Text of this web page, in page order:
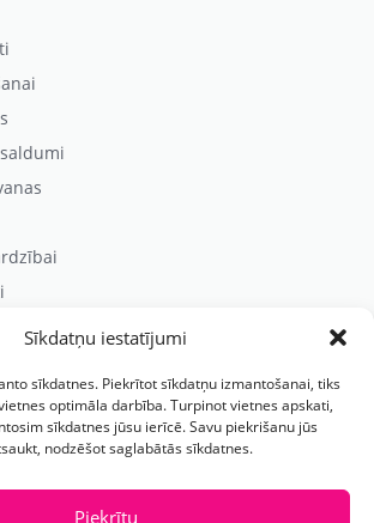
Sīkdatņu iestatījumi
sīkdatnes. Piekrītot sīkdatņu izmantošanai, tiks
optimāla darbība. Turpinot vietnes apskati,
sīkdatnes jūsu ierīcē. Savu piekrišanu jūs
nodzēšot saglabātās sīkdatnes.
Piekrītu
aģentūra “PARIS”